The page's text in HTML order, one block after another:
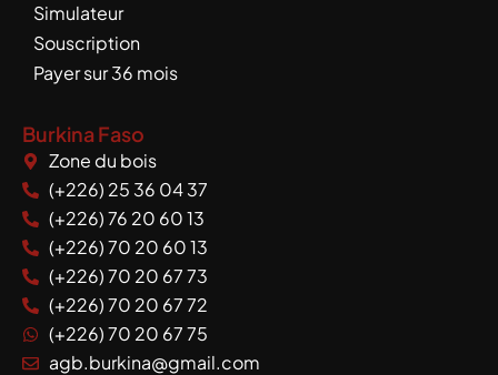
Simulateur
Souscription
Payer sur 36 mois
Burkina Faso
Zone du bois
(+226) 25 36 04 37
(+226) 76 20 60 13
(+226) 70 20 60 13
(+226) 70 20 67 73
(+226) 70 20 67 72
(+226) 70 20 67 75
agb.burkina@gmail.com